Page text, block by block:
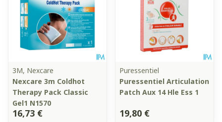
3M, Nexcare
Nexcare 3m Coldhot
Therapy Pack Classic
Gel1 N1570
16,73 €
Puressentiel
Puressentiel Articulation
Patch Aux 14 Hle Ess 1
19,80 €